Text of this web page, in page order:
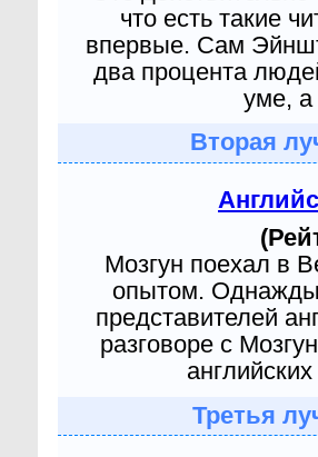
что есть такие
впервые. Сам
два процента
уме, а
Вторая
Мозгун поехал в
опытом. Однажды
представителей
разговоре с
Третья